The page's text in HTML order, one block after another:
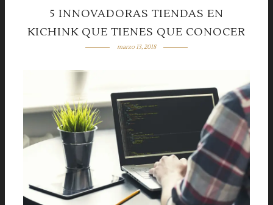
5 INNOVADORAS TIENDAS EN
KICHINK QUE TIENES QUE CONOCER
marzo 13, 2018